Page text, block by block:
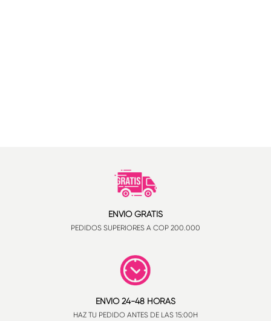
ENVÍO GRATIS
PEDIDOS SUPERIORES A COP 200.000
ENVÍO 24-48 HORAS
HAZ TU PEDIDO ANTES DE LAS 15:00H